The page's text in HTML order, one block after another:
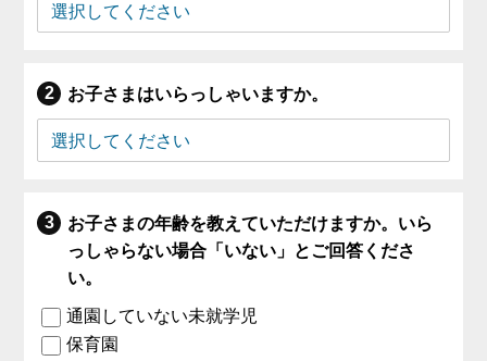
お子さまはいらっしゃいますか。
お子さまの年齢を教えていただけますか。いら
っしゃらない場合「いない」とご回答くださ
い。
通園していない未就学児
保育園